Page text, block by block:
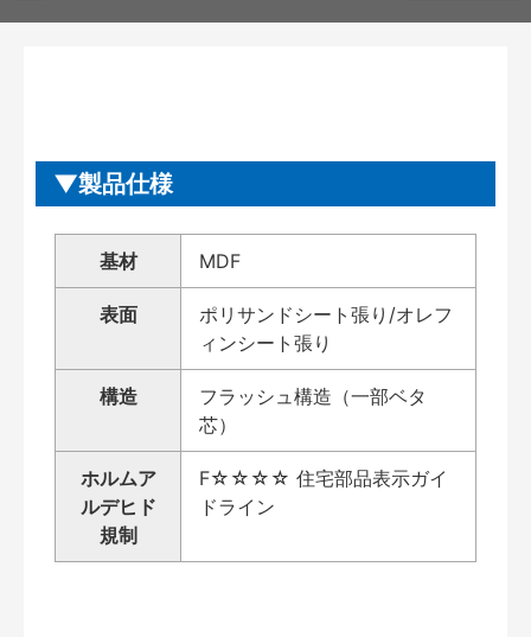
製品仕様
基材 MDF
表面
ポリサンドシート張り/オレフ
ィンシート張り
構造
フラッシュ構造（一部ベタ
芯）
ホルムア
ルデヒド
規制
F☆☆☆☆ 住宅部品表示ガイ
ドライン